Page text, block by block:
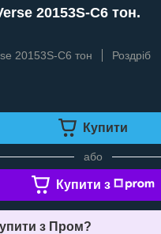
20153S-C6 тон.
20153S-C6 тон
Роздріб
Купити
або
Купити з
з Пром?